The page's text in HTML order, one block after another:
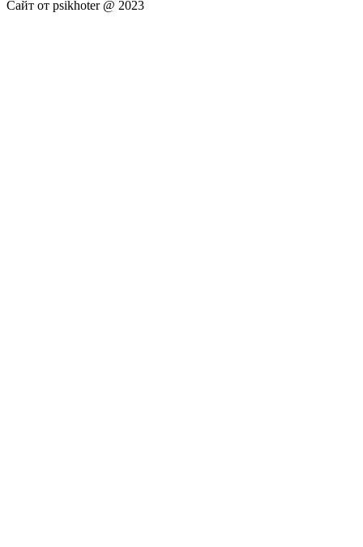
Сайт от psikhoter @ 2023